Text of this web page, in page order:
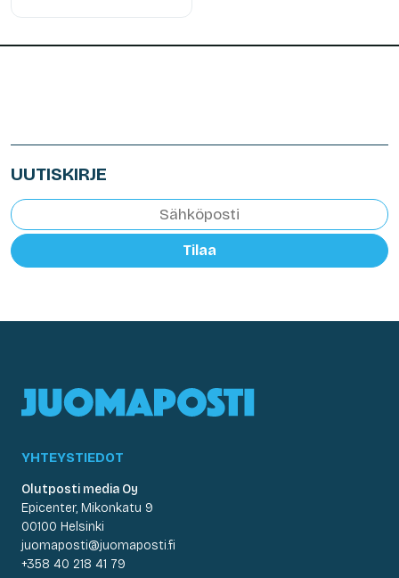
UUTISKIRJE
Tilaa
YHTEYSTIEDOT
Olutposti media Oy
Epicenter, Mikonkatu 9
00100 Helsinki
juomaposti@juomaposti.fi
+358 40 218 41 79